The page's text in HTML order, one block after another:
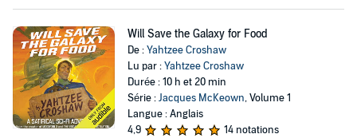
Will Save the Galaxy for Food
De :Yahtzee Croshaw
Lu par :Yahtzee Croshaw
Durée : 10 h et 20 min
Série :Jacques McKeown, Volume 1
Langue : Anglais
4,9
14 notations